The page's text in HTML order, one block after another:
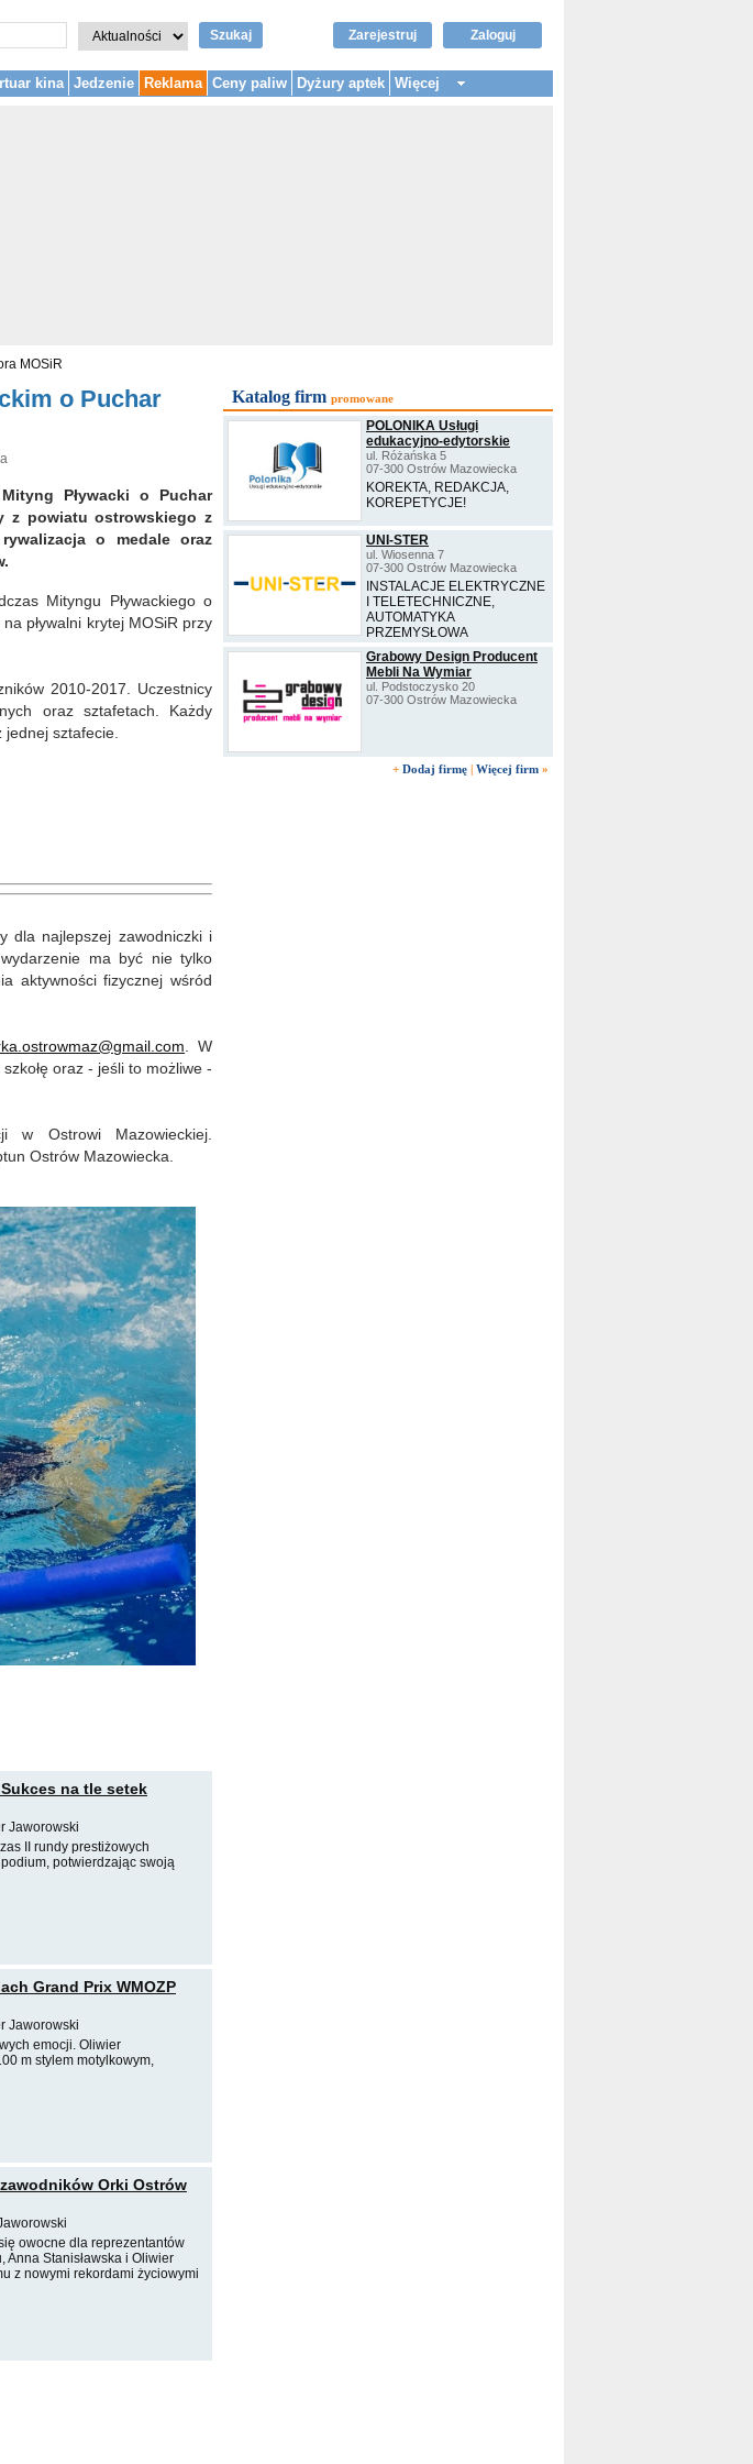
Szukaj Zaloguj
Zarejestruj
kina Jedzenie Reklama Ceny paliw Dyżury aptek Więcej
MOSiR
o Puchar
Pływacki o Puchar
z powiatu ostrowskiego z
o medale oraz
Mityngu Pływackiego o
pływalni krytej MOSiR przy
2010-2017. Uczestnicy
oraz sztafetach. Każdy
sztafecie.
dla najlepszej zawodniczki i
ma być nie tylko
aktywności fizycznej wśród
. W
oraz - jeśli to możliwe -
w Ostrowi Mazowieckiej.
Ostrów Mazowiecka.
na tle setek
Jaworowski
II rundy prestiżowych
potwierdzając swoją
Grand Prix WMOZP
Jaworowski
emocji. Oliwier
m stylem motylkowym,
Orki Ostrów
owocne dla reprezentantów
Anna Stanisławska i Oliwier
z nowymi rekordami życiowymi
Katalog firm promowane
POLONIKA Usługi
edukacyjno-edytorskie
ul. Różańska 5
07-300 Ostrów Mazowiecka
KOREKTA, REDAKCJA,
KOREPETYCJE!
UNI-STER
ul. Wiosenna 7
07-300 Ostrów Mazowiecka
INSTALACJE ELEKTRYCZNE
I TELETECHNICZNE,
AUTOMATYKA
PRZEMYSŁOWA
Grabowy Design Producent
Mebli Na Wymiar
ul. Podstoczysko 20
07-300 Ostrów Mazowiecka
+ Dodaj firmę | Więcej firm »